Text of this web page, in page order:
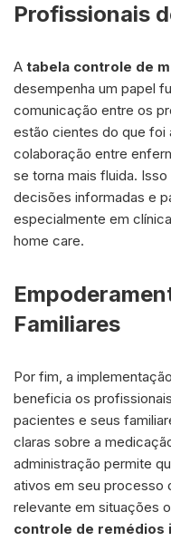
Profissionais
A tabela controle de
desempenha um papel
comunicação entre os
estão cientes do que foi
colaboração entre
se torna mais fluida.
decisões informadas e
especialmente em
home care.
Familiares
Por fim, a
beneficia os
pacientes e seus
claras sobre a
administração permite
ativos em seu processo
relevante em situações
controle de remédios